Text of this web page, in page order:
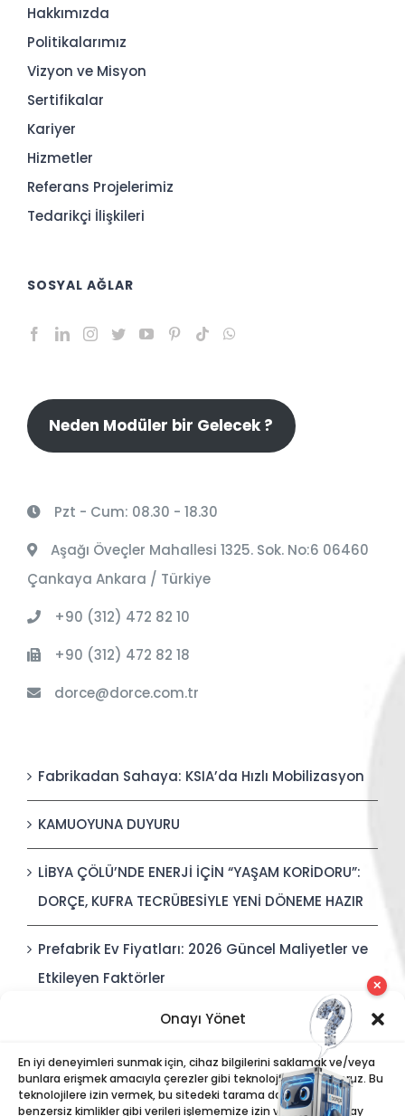
Onayı Yönet
En iyi deneyimleri sunmak için, cihaz bilgilerini saklamak ve/veya
bunlara erişmek amacıyla çerezler gibi teknolojiler kullanıyoruz. Bu
teknolojilere izin vermek, bu sitedeki tarama davranışı veya
benzersiz kimlikler gibi verileri işlememize izin verecektir. Onay
Hakkımızda
Politikalarımız
Vizyon ve Misyon
Sertifikalar
Kariyer
Hizmetler
Referans Projelerimiz
Tedarikçi İlişkileri
SOSYAL AĞLAR
Neden Modüler bir Gelecek ?
Pzt - Cum: 08.30 - 18.30
Aşağı Öveçler Mahallesi 1325. Sok. No:6 06460
Çankaya Ankara / Türkiye
+90 (312) 472 82 10
+90 (312) 472 82 18
dorce@dorce.com.tr
Fabrikadan Sahaya: KSIA’da Hızlı Mobilizasyon
KAMUOYUNA DUYURU
LİBYA ÇÖLÜ’NDE ENERJİ İÇİN “YAŞAM KORİDORU”:
DORÇE, KUFRA TECRÜBESİYLE YENİ DÖNEME HAZIR
Prefabrik Ev Fiyatları: 2026 Güncel Maliyetler ve
Etkileyen Faktörler
Polis Karakolları: Güvenli, Entegre ve Hızlı İnşa
Edilebilir Kamu Güvenliği Yapıları
✕